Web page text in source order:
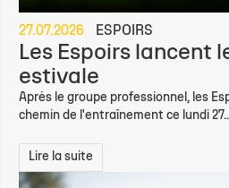
27.07.2026 ESPOIRS
Les Espoirs lancent
estivale
Après le groupe professionnel, les
chemin de l'entraînement ce lundi
Lire la suite